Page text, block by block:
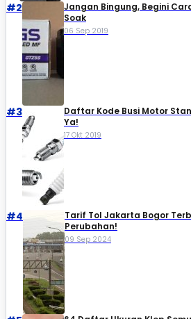
#2
Jangan Bingung, Begini
Soak
06 Sep 2019
#3
Daftar Kode Busi Motor
Ya!
17 Okt 2019
#4
Tarif Tol Jakarta Bogor
Perubahan!
09 Sep 2024